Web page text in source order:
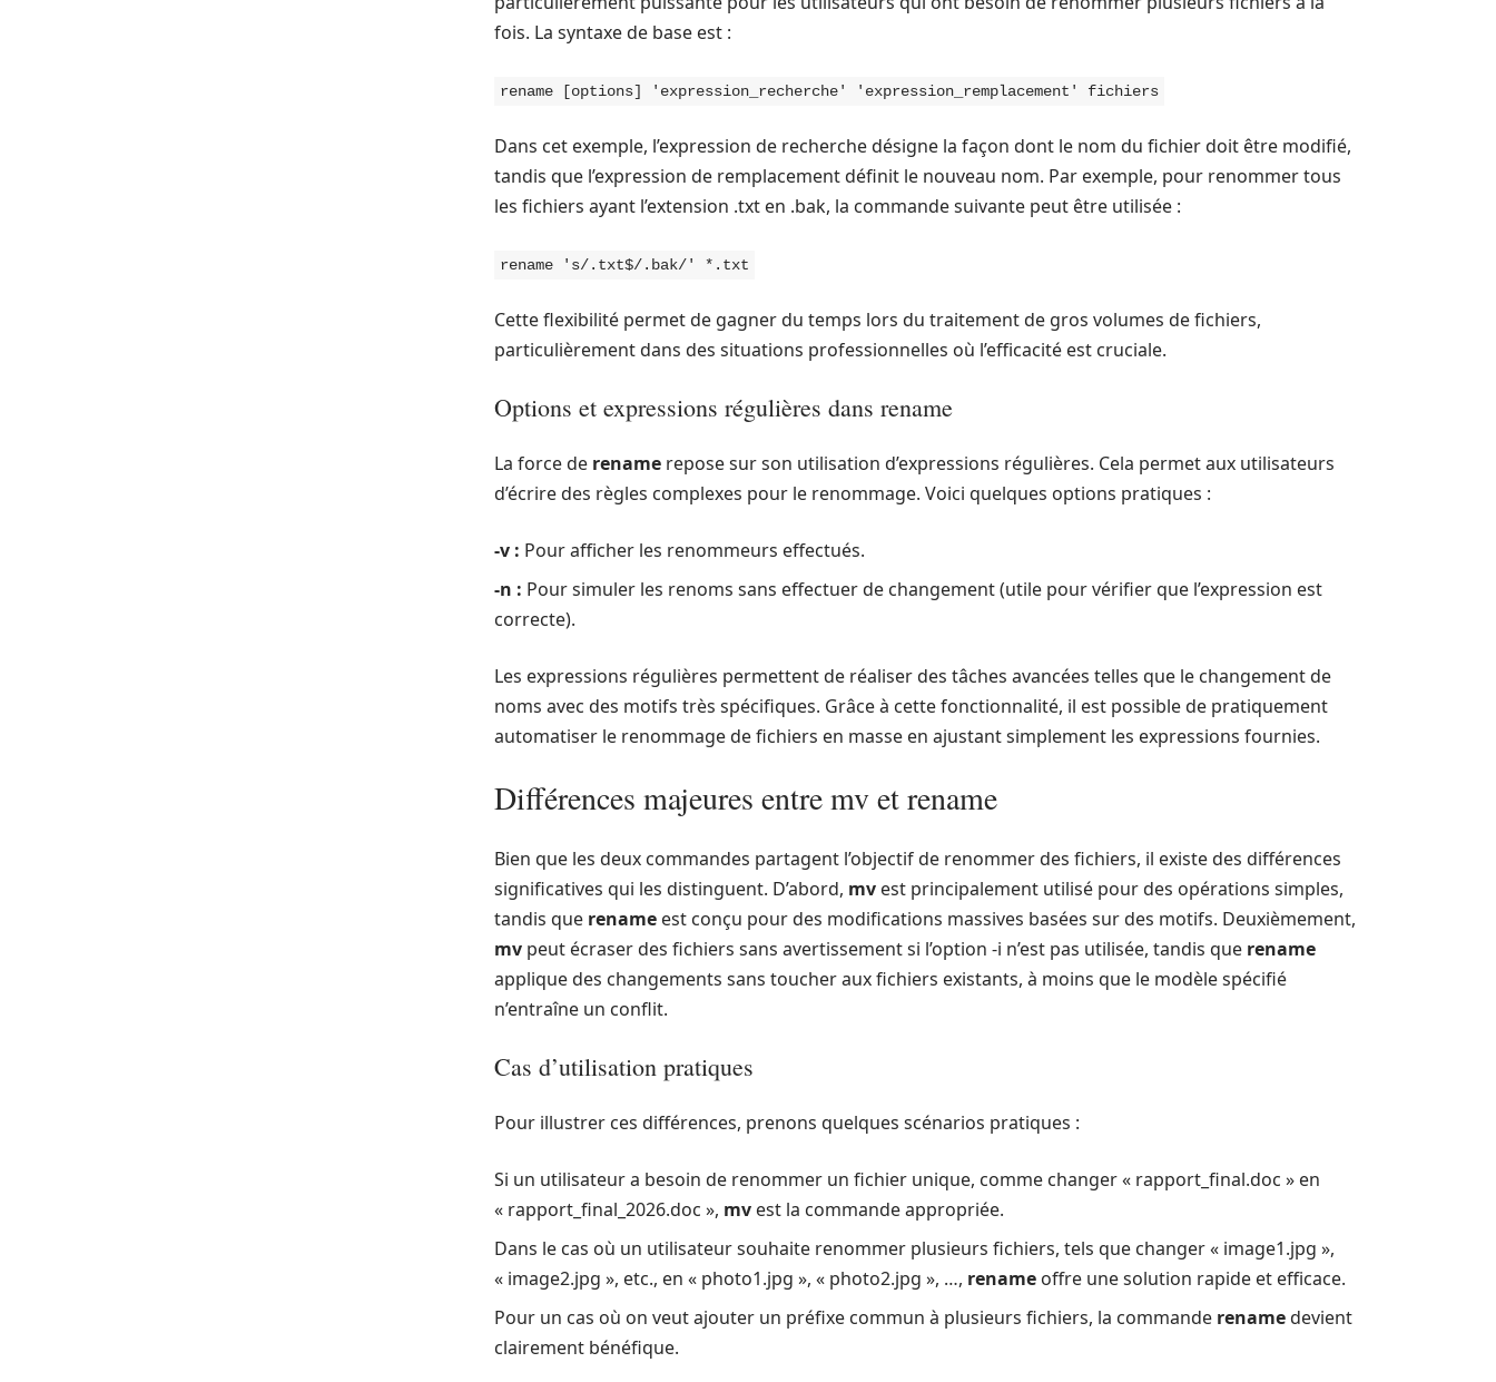
fois. La syntaxe de base est :
rename [options] 'expression_recherche' 'expression_remplacement' fichiers
Dans cet exemple, l’expression de recherche désigne la façon dont le nom du fichier doit être modifié,
tandis que l’expression de remplacement définit le nouveau nom. Par exemple, pour renommer tous
les fichiers ayant l’extension .txt en .bak, la commande suivante peut être utilisée :
rename 's/.txt$/.bak/' *.txt
Cette flexibilité permet de gagner du temps lors du traitement de gros volumes de fichiers,
particulièrement dans des situations professionnelles où l’efficacité est cruciale.
Options et expressions régulières dans rename
La force de rename repose sur son utilisation d’expressions régulières. Cela permet aux utilisateurs
d’écrire des règles complexes pour le renommage. Voici quelques options pratiques :
-v : Pour afficher les renommeurs effectués.
-n : Pour simuler les renoms sans effectuer de changement (utile pour vérifier que l’expression est
correcte).
Les expressions régulières permettent de réaliser des tâches avancées telles que le changement de
noms avec des motifs très spécifiques. Grâce à cette fonctionnalité, il est possible de pratiquement
automatiser le renommage de fichiers en masse en ajustant simplement les expressions fournies.
Différences majeures entre mv et rename
Bien que les deux commandes partagent l’objectif de renommer des fichiers, il existe des différences
significatives qui les distinguent. D’abord, mv est principalement utilisé pour des opérations simples,
tandis que rename est conçu pour des modifications massives basées sur des motifs. Deuxièmement,
mv peut écraser des fichiers sans avertissement si l’option -i n’est pas utilisée, tandis que rename
applique des changements sans toucher aux fichiers existants, à moins que le modèle spécifié
n’entraîne un conflit.
Cas d’utilisation pratiques
Pour illustrer ces différences, prenons quelques scénarios pratiques :
Si un utilisateur a besoin de renommer un fichier unique, comme changer « rapport_final.doc » en
« rapport_final_2026.doc », mv est la commande appropriée.
Dans le cas où un utilisateur souhaite renommer plusieurs fichiers, tels que changer « image1.jpg »,
« image2.jpg », etc., en « photo1.jpg », « photo2.jpg », …, rename offre une solution rapide et efficace.
Pour un cas où on veut ajouter un préfixe commun à plusieurs fichiers, la commande renamedevient
clairement bénéfique.